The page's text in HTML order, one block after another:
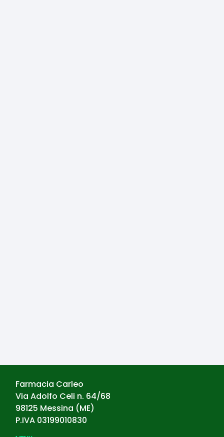
Farmacia Carleo
Via Adolfo Celi n. 64/68
98125 Messina (ME)
P.IVA 03199010830